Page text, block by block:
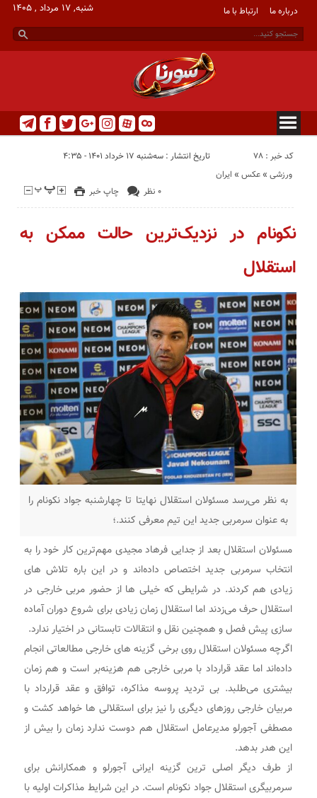
درباره ما ارتباط با ما شنبه, ۱۷ مرداد , ۱۴۰۵
کد خبر : 78 تاریخ انتشار : سه‌شنبه ۱۷ خرداد ۱۴۰۱ - ۴:۳۵
چاپ خبر ۰ نظر
ایران « عکس « ورزشی
نکونام در نزدیک‌ترین حالت ممکن به
استقلال
به نظر می‌رسد مسئولان استقلال نهایتا تا چهارشنبه جواد نکونام را
به عنوان سرمربی جدید این تیم معرفی کنند.؛
مسئولان استقلال بعد از جدایی فرهاد مجیدی مهم‌ترین کار خود را به
انتخاب سرمربی جدید اختصاص داده‌اند و در این باره تلاش های
زیادی هم کردند. در شرایطی که خیلی ها از حضور مربی خارجی در
استقلال حرف می‌زدند اما استقلال زمان زیادی برای شروع دوران آماده
سازی پیش فصل و همچنین نقل و انتقالات تابستانی در اختیار ندارد.
اگرچه مسئولان استقلال روی برخی گزینه های خارجی مطالعاتی انجام
داده‌اند اما عقد قرارداد با مربی خارجی هم هزینه‌بر است و هم زمان
بیشتری می‌طلبد. بی تردید پروسه مذاکره، توافق و عقد قرارداد با
مربیان خارجی روزهای دیگری را نیز برای استقلالی ها خواهد کشت و
مصطفی آجورلو مدیرعامل استقلال هم دوست ندارد زمان را بیش از
این هدر بدهد.
از طرف دیگر اصلی ترین گزینه ایرانی آجورلو و همکارانش برای
سرمربیگری استقلال جواد نکونام است. در این شرایط مذاکرات اولیه با
casino
betting